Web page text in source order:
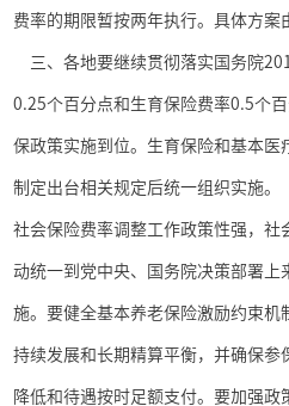
费率的期限暂按两年执行。具体方案
三、各地要继续贯彻落实国务院
0.25个百分点和生育保险费率0.5个
保政策实施到位。生育保险和基本医
制定出台相关规定后统一组织实施。
社会保险费率调整工作政策性强，社
动统一到党中央、国务院决策部署上
施。要健全基本养老保险激励约束机
持续发展和长期精算平衡，并确保参
降低和待遇按时足额支付。要加强